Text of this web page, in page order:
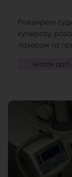
Розширені
куперозу,
лазером та
Читати далі...